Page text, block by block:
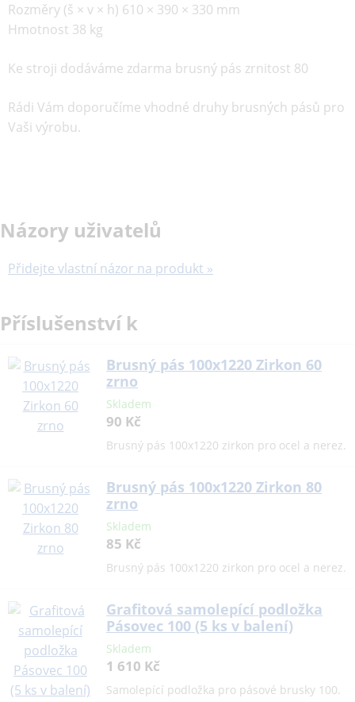
Rozměry (š × v × h) 610 × 390 × 330 mm
Hmotnost 38 kg
Ke stroji dodáváme zdarma brusný pás zrnitost 80
Rádi Vám doporučíme vhodné druhy brusných pásů pro
Vaši výrobu.
Názory uživatelů
Přidejte vlastní názor na produkt »
Příslušenství k
Brusný pás 100x1220 Zirkon 60
zrno
Skladem
90 Kč
Brusný pás 100x1220 zirkon pro ocel a nerez.
Brusný pás 100x1220 Zirkon 80
zrno
Skladem
85 Kč
Brusný pás 100x1220 zirkon pro ocel a nerez.
Grafitová samolepící podložka
Pásovec 100 (5 ks v balení)
Skladem
1 610 Kč
Samolepící podložka pro pásové brusky 100.